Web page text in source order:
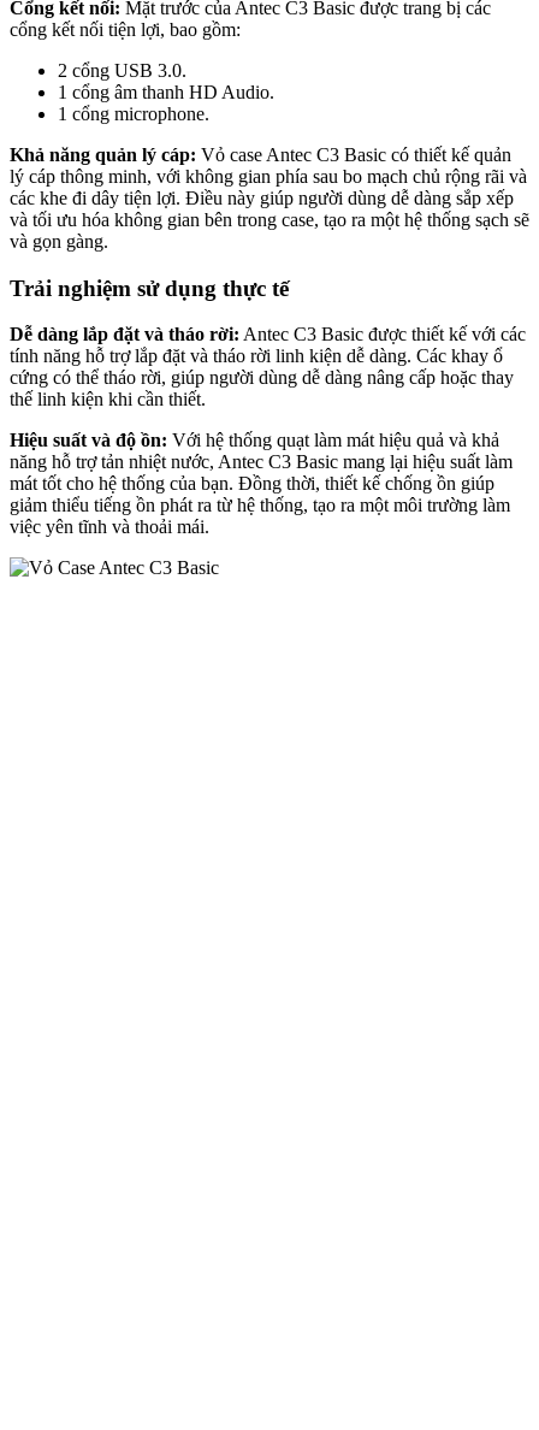
Cổng kết nối: Mặt trước của Antec C3 Basic được trang bị các
cổng kết nối tiện lợi, bao gồm:
2 cổng USB 3.0.
1 cổng âm thanh HD Audio.
1 cổng microphone.
Khả năng quản lý cáp: Vỏ case Antec C3 Basic có thiết kế quản
lý cáp thông minh, với không gian phía sau bo mạch chủ rộng rãi và
các khe đi dây tiện lợi. Điều này giúp người dùng dễ dàng sắp xếp
và tối ưu hóa không gian bên trong case, tạo ra một hệ thống sạch sẽ
và gọn gàng.
Trải nghiệm sử dụng thực tế
Dễ dàng lắp đặt và tháo rời: Antec C3 Basic được thiết kế với các
tính năng hỗ trợ lắp đặt và tháo rời linh kiện dễ dàng. Các khay ổ
cứng có thể tháo rời, giúp người dùng dễ dàng nâng cấp hoặc thay
thế linh kiện khi cần thiết.
Hiệu suất và độ ồn: Với hệ thống quạt làm mát hiệu quả và khả
năng hỗ trợ tản nhiệt nước, Antec C3 Basic mang lại hiệu suất làm
mát tốt cho hệ thống của bạn. Đồng thời, thiết kế chống ồn giúp
giảm thiểu tiếng ồn phát ra từ hệ thống, tạo ra một môi trường làm
việc yên tĩnh và thoải mái.